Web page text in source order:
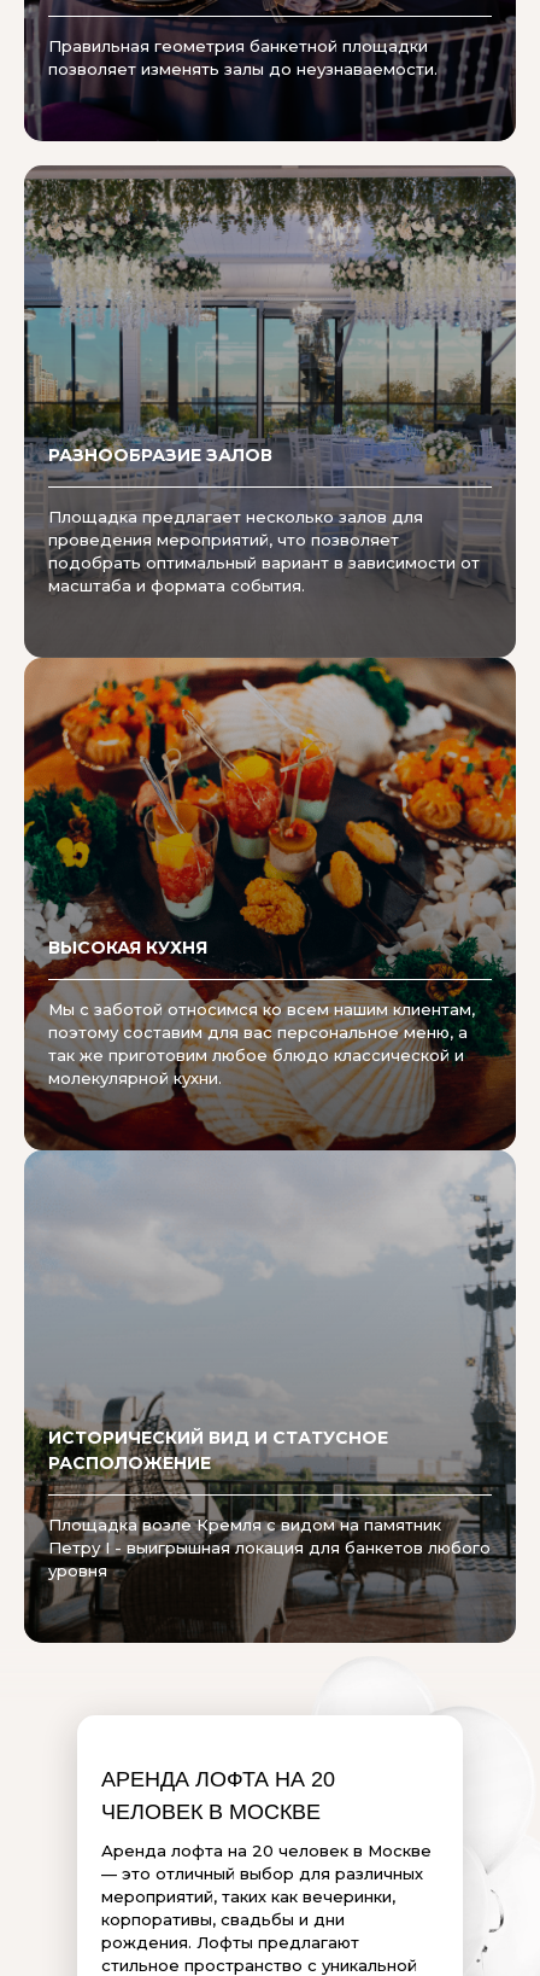
Правильная геометрия банкетной площадки
позволяет изменять залы до неузнаваемости.
РАЗНООБРАЗИЕ ЗАЛОВ
Площадка предлагает несколько залов для
проведения мероприятий, что позволяет
подобрать оптимальный вариант в зависимости от
масштаба и формата события.
ВЫСОКАЯ КУХНЯ
Мы с заботой относимся ко всем нашим клиентам,
поэтому составим для вас персональное меню, а
так же приготовим любое блюдо классической и
молекулярной кухни.
ИСТОРИЧЕСКИЙ ВИД И СТАТУСНОЕ
РАСПОЛОЖЕНИЕ
Площадка возле Кремля с видом на памятник
Петру I - выигрышная локация для банкетов любого
уровня
АРЕНДА ЛОФТА НА 20
ЧЕЛОВЕК В МОСКВЕ
Аренда лофта на 20 человек в Москве
— это отличный выбор для различных
мероприятий, таких как вечеринки,
корпоративы, свадьбы и дни
рождения. Лофты предлагают
стильное пространство с уникальной